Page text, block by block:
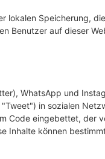
lokalen Speicherung,
Benutzer auf dieser
WhatsApp und
in sozialen
Code eingebettet, der
Inhalte können